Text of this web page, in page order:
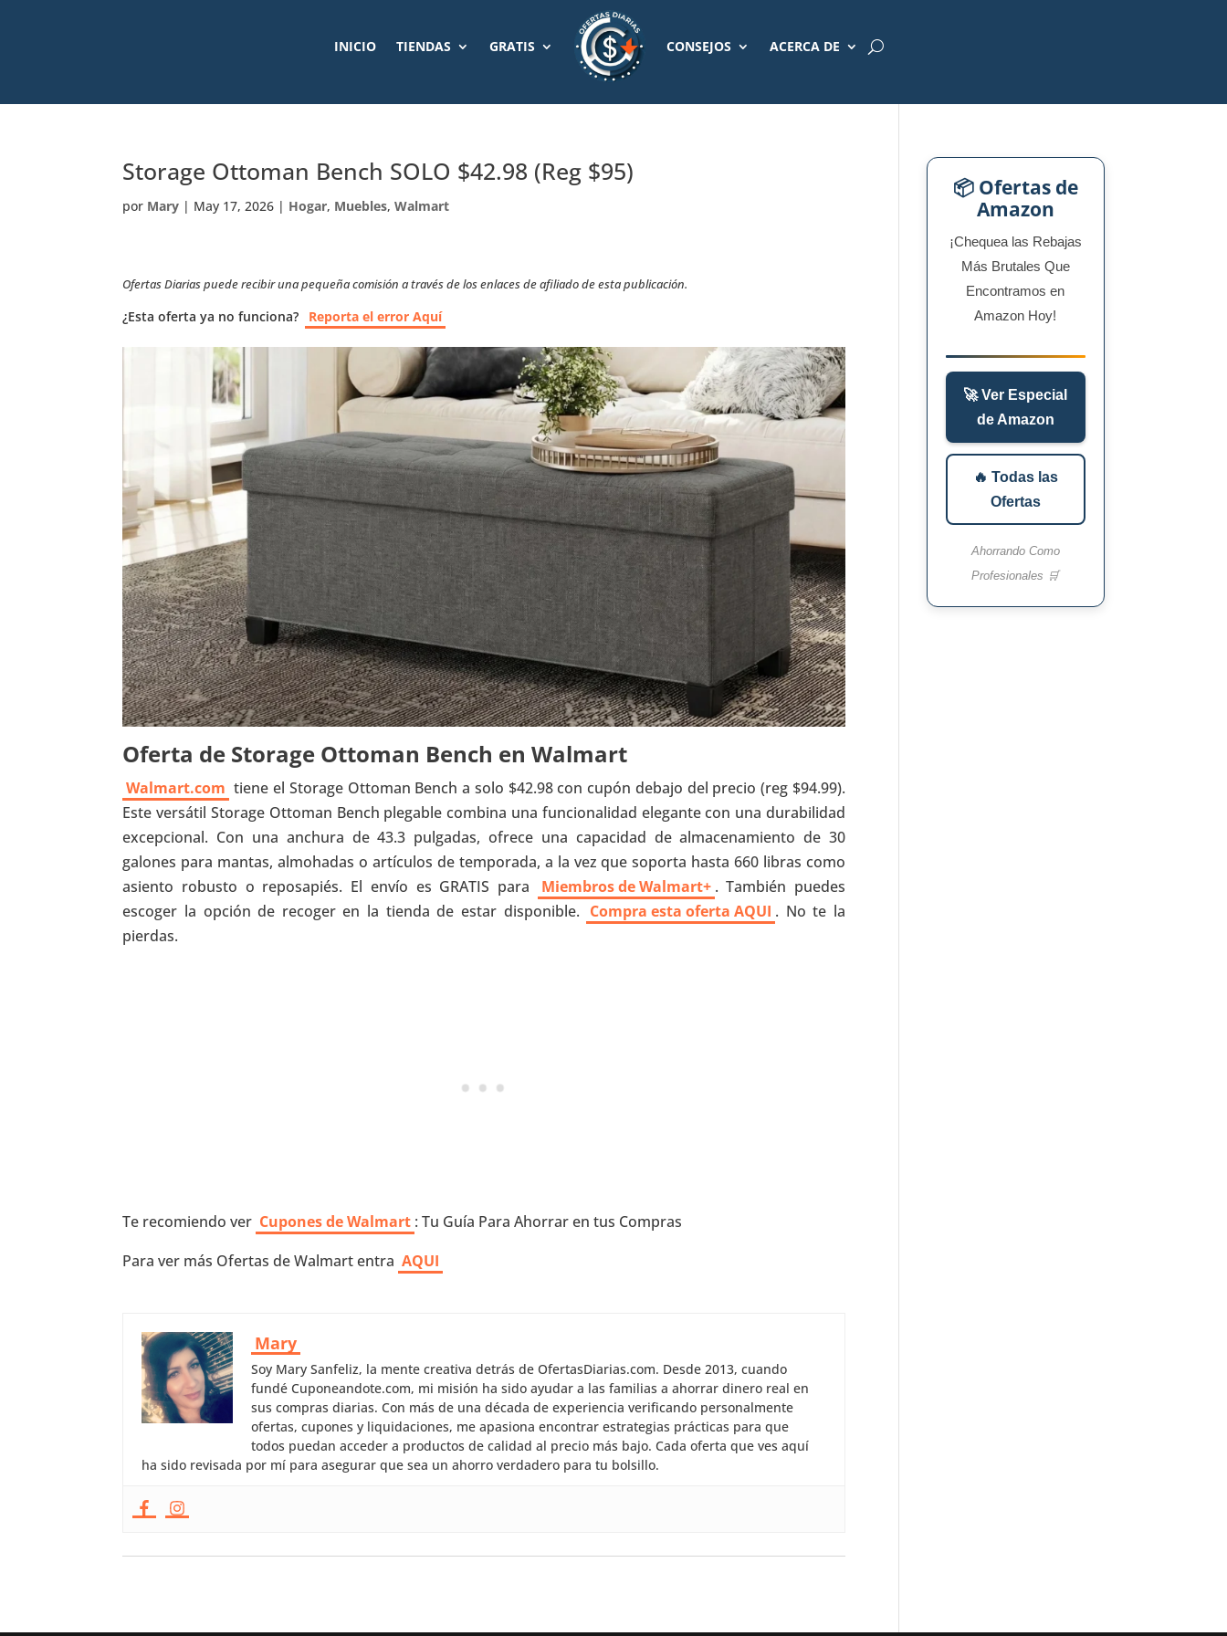
INICIO TIENDAS GRATIS CONSEJOS ACERCA DE
Storage Ottoman Bench SOLO $42.98 (Reg $95)
por Mary | May 17, 2026 | Hogar, Muebles,Walmart
Ofertas Diarias puede recibir una pequeña comisión a través de los enlaces de afiliado de esta publicación.
¿Esta oferta ya no funciona? Reporta el error Aquí
Oferta de Storage Ottoman Bench en Walmart
Walmart.com tiene el Storage Ottoman Bench a solo $42.98 con cupón debajo del precio (reg $94.99).
Este versátil Storage Ottoman Bench plegable combina una funcionalidad elegante con una durabilidad
excepcional. Con una anchura de 43.3 pulgadas, ofrece una capacidad de almacenamiento de 30
galones para mantas, almohadas o artículos de temporada, a la vez que soporta hasta 660 libras como
asiento robusto o reposapiés. El envío es GRATIS para
Miembros de Walmart+ . También puedes
escoger la opción de recoger en la tienda de estar disponible. Compra esta oferta AQUI . No te la
pierdas.
Te recomiendo ver Cupones de Walmart : Tu Guía Para Ahorrar en tus Compras
Para ver más Ofertas de Walmart entra AQUI
Mary
Soy Mary Sanfeliz, la mente creativa detrás de OfertasDiarias.com. Desde 2013, cuando
fundé Cuponeandote.com, mi misión ha sido ayudar a las familias a ahorrar dinero real en
sus compras diarias. Con más de una década de experiencia verificando personalmente
ofertas, cupones y liquidaciones, me apasiona encontrar estrategias prácticas para que
todos puedan acceder a productos de calidad al precio más bajo. Cada oferta que ves aquí
ha sido revisada por mí para asegurar que sea un ahorro verdadero para tu bolsillo.
📦 Ofertas de
Amazon
¡Chequea las Rebajas
Más Brutales Que
Encontramos en
Amazon Hoy!
🚀 Ver Especial
de Amazon
🔥 Todas las
Ofertas
Ahorrando Como
Profesionales 🛒